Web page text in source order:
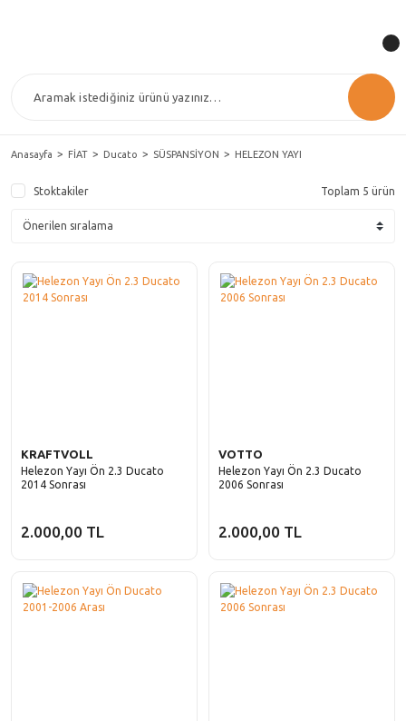
Anasayfa FİAT Ducato SÜSPANSİYON HELEZON YAYI
Stoktakiler Toplam 5 ürün
KRAFTVOLL
Helezon Yayı Ön 2.3 Ducato
2014 Sonrası
2.000,00 TL
VOTTO
Helezon Yayı Ön 2.3 Ducato
2006 Sonrası
2.000,00 TL